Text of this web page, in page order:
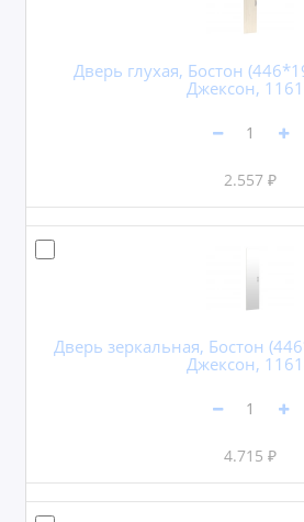
Дверь глухая, Бостон
Джексон,
2.557 ₽
Дверь зеркальная, Бостон
Джексон,
4.715 ₽